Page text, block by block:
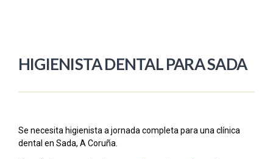
HIGIENISTA DENTAL PARA SADA
Se necesita higienista a jornada completa para una clínica
dental en Sada, A Coruña.